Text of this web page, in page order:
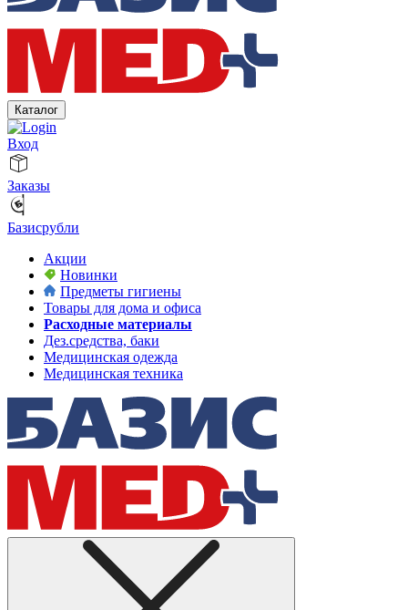
Каталог
Вход
Заказы
Базисрубли
Акции
Новинки
Предметы гигиены
Товары для дома и офиса
Расходные материалы
Дез.средства, баки
Медицинская одежда
Медицинская техника